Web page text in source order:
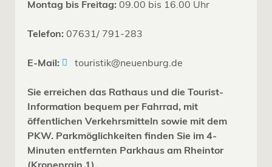
Montag bis Freitag: 09.00 bis 16.00 Uhr
Telefon: 07631/ 791-283
E-Mail: touristik@neuenburg.de
Sie erreichen das Rathaus und die Tourist-
Information bequem per Fahrrad, mit
öffentlichen Verkehrsmitteln sowie mit dem
PKW. Parkmöglichkeiten finden Sie im 4-
Minuten entfernten Parkhaus am Rheintor
(Kronenrain 1).